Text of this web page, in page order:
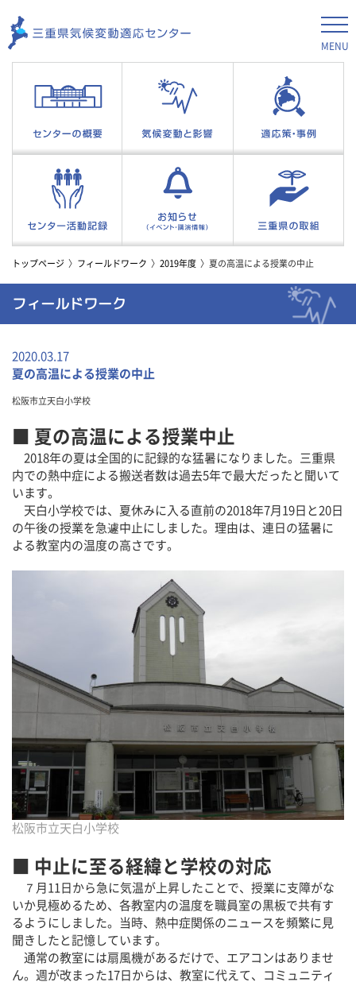
MENU
トップページ フィールドワーク 2019年度 夏の高温による授業の中止
フィールドワーク
2020.03.17
夏の高温による授業の中止
松阪市立天白小学校
■ 夏の高温による授業中止
2018年の夏は全国的に記録的な猛暑になりました。三重県
内での熱中症による搬送者数は過去5年で最大だったと聞いて
います。
天白小学校では、夏休みに入る直前の2018年7月19日と20日
の午後の授業を急遽中止にしました。理由は、連日の猛暑に
よる教室内の温度の高さです。
松阪市立天白小学校
■ 中止に至る経緯と学校の対応
７月11日から急に気温が上昇したことで、授業に支障がな
いか見極めるため、各教室内の温度を職員室の黒板で共有す
るようにしました。当時、熱中症関係のニュースを頻繁に見
聞きしたと記憶しています。
通常の教室には扇風機があるだけで、エアコンはありませ
ん。週が改まった17日からは、教室に代えて、コミュニティ